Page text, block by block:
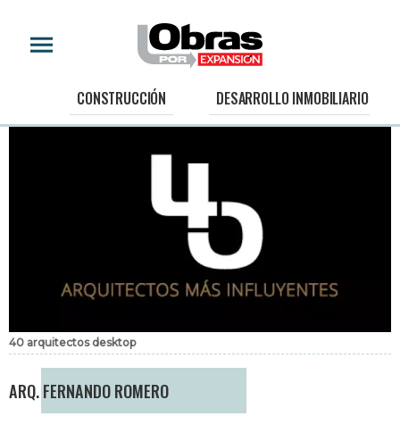
CONSTRUCCIÓN DESARROLLO INMOBILIARIO
40 arquitectos desktop
ARQ. FERNANDO ROMERO